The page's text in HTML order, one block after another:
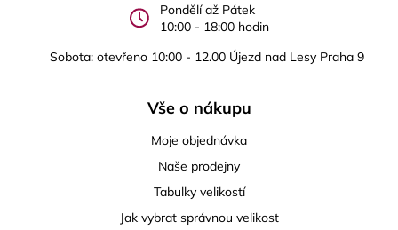
Pondělí až Pátek
10:00 - 18:00 hodin
Sobota: otevřeno 10:00 - 12.00 Újezd nad Lesy Praha 9
Vše o nákupu
Moje objednávka
Naše prodejny
Tabulky velikostí
Jak vybrat správnou velikost